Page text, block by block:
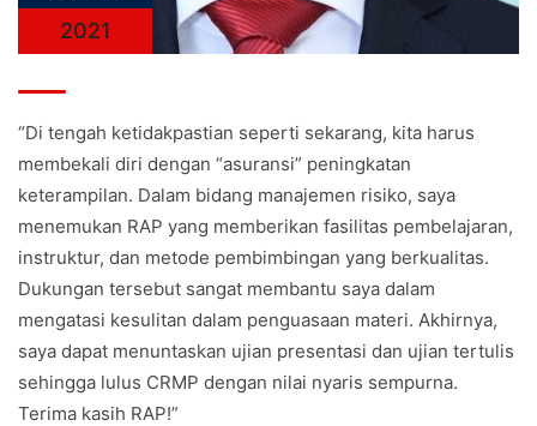
2021
“Di tengah ketidakpastian seperti sekarang, kita harus
membekali diri dengan “asuransi” peningkatan
keterampilan. Dalam bidang manajemen risiko, saya
menemukan RAP yang memberikan fasilitas pembelajaran,
instruktur, dan metode pembimbingan yang berkualitas.
Dukungan tersebut sangat membantu saya dalam
mengatasi kesulitan dalam penguasaan materi. Akhirnya,
saya dapat menuntaskan ujian presentasi dan ujian tertulis
sehingga lulus CRMP dengan nilai nyaris sempurna.
Terima kasih RAP!”